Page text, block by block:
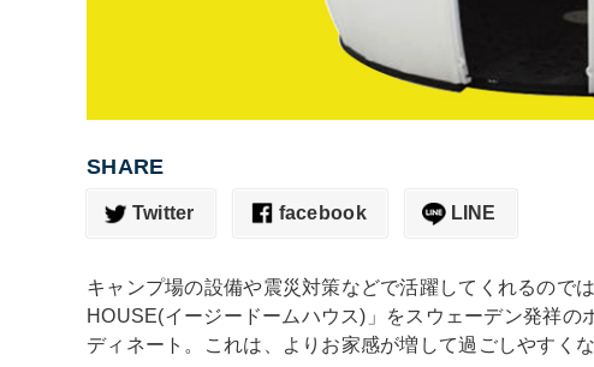
SHARE
Twitter facebook LINE
キャンプ場の設備や震災対策などで活躍してくれるので
HOUSE(イージードームハウス)」をスウェーデン発祥
ディネート。これは、よりお家感が増して過ごしやすく